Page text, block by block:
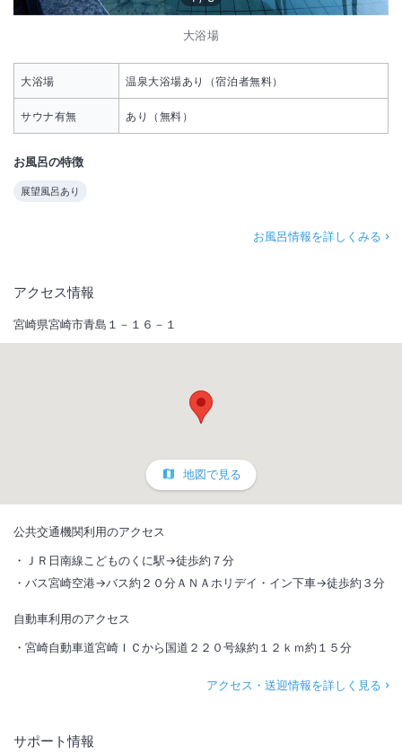
大浴場
大浴場 温泉大浴場あり（宿泊者無料）
サウナ有無 あり（無料）
お風呂の特徴
展望風呂あり
お風呂情報を詳しくみる
アクセス情報
宮崎県宮崎市青島１－１６－１
地図で見る
公共交通機関利用のアクセス
ＪＲ日南線こどものくに駅→徒歩約７分
バス宮崎空港→バス約２０分ＡＮＡホリデイ・イン下車→徒歩約３分
自動車利用のアクセス
宮崎自動車道宮崎ＩＣから国道２２０号線約１２ｋｍ約１５分
アクセス・送迎情報を詳しく見る
サポート情報